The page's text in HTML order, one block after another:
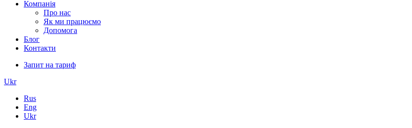
Компанія
Про нас
Як ми працюємо
Допомога
Блог
Контакти
Запит на тариф
Ukr
Rus
Eng
Ukr